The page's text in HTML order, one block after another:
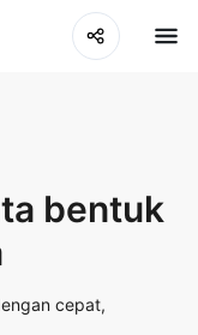
bentuk
cepat,